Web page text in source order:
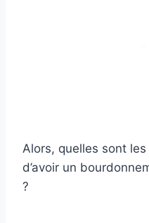
Alors, quelles sont
d’avoir un
?